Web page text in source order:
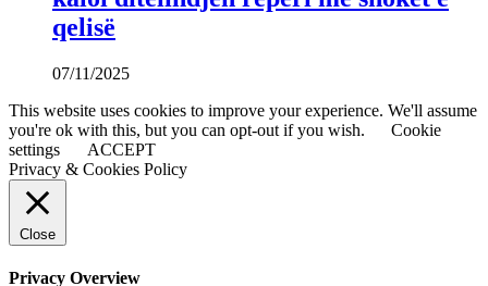
qelisë
07/11/2025
This website uses cookies to improve your experience. We'll assume
you're ok with this, but you can opt-out if you wish.
Cookie
settings
ACCEPT
Privacy & Cookies Policy
Close
Privacy Overview